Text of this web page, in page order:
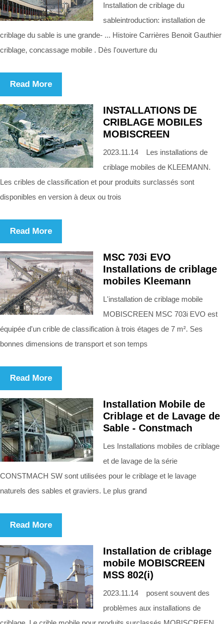
Installation de criblage du
sableintroduction: installation de
criblage du sable is une grande- ... Histoire Carrières Benoit Gauthier
criblage, concassage mobile . Dès l'ouverture du
Read More
INSTALLATIONS DE
CRIBLAGE MOBILES
MOBISCREEN
2023.11.14 Les installations de
criblage mobiles de KLEEMANN.
Les cribles de classification et pour produits surclassés sont
disponibles en version à deux ou trois
Read More
MSC 703i EVO
Installations de criblage
mobiles Kleemann
L'installation de criblage mobile
MOBISCREEN MSC 703i EVO est
équipée d'un crible de classification à trois étages de 7 m². Ses
bonnes dimensions de transport et son temps
Read More
Installation Mobile de
Criblage et de Lavage de
Sable - Constmach
Les Installations mobiles de criblage
et de lavage de la série
CONSTMACH SW sont utilisées pour le criblage et le lavage
naturels des sables et graviers. Le plus grand
Read More
Installation de criblage
mobile MOBISCREEN
MSS 802(i)
2023.11.14 posent souvent des
problèmes aux installations de